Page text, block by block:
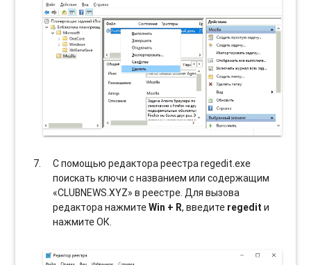
С помощью редактора реестра regedit.exe
поискать ключи с названием или содержащим
«CLUBNEWS.XYZ» в реестре. Для вызова
редактора нажмитеWin + R, введите regedit и
нажмите ОК.